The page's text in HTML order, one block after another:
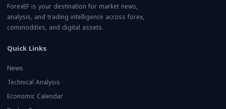
ForexEF is your destination for market news,
analysis, and trading intelligence across forex,
commodities, and digital assets.
Quick Links
News
Technical Analysis
Economic Calendar